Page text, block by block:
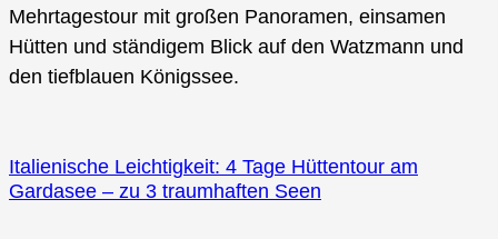
Mehrtagestour mit großen Panoramen, einsamen
Hütten und ständigem Blick auf den Watzmann und
den tiefblauen Königssee.
Italienische Leichtigkeit: 4 Tage Hüttentour am
Gardasee – zu 3 traumhaften Seen